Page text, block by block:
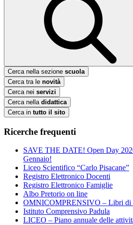
Cerca nella sezione scuola
Cerca tra le novità
Cerca nei servizi
Cerca nella didattica
Cerca in tutto il sito
Ricerche frequenti
SAVE THE DATE! Open Day
Gennaio!
Liceo Scientifico “Carlo Pisacane”
Registro Elettronico Docenti
Registro Elettronico Famiglie
Albo Pretorio on line
OMNICOMPRENSIVO – Libri di
Istituto Comprensivo Padula
LICEO – Piano annuale delle